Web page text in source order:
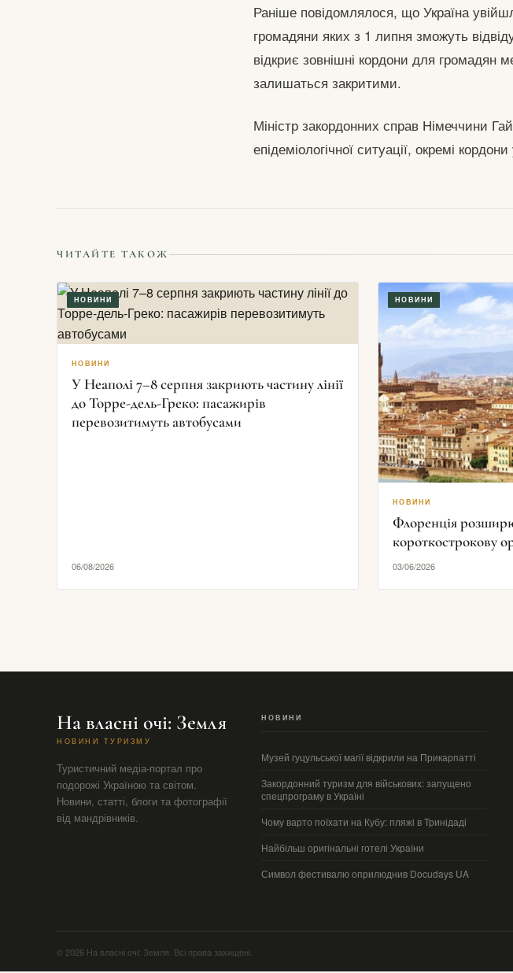
Раніше повідомлялося, що Україна
громадяни яких з 1 липня зможуть
відкриє зовнішні кордони для громадян
залишаться закритими.
Міністр закордонних справ Німеччини
епідеміологічної ситуації, окремі
ЧИТАЙТЕ ТАКОЖ
НОВИНИ
НОВИНИ
У Неаполі 7–8 серпня закриють частину лінії
до Торре-дель-Греко: пасажирів
перевозитимуть автобусами
06/08/2026
НОВИНИ
НОВИНИ
Флоренція
короткострокову
03/06/2026
На власні очі: Земля
НОВИНИ ТУРИЗМУ
Туристичний медіа-портал про
подорожі Україною та світом.
Новини, статті, блоги та фотографії
від мандрівників.
НОВИНИ
Музей гуцульської магії відкрили на Прикарпатті
Закордонний туризм для військових: запущено
спецпрограму в Україні
Чому варто поїхати на Кубу: пляжі в Тринідаді
Найбільш оригінальні готелі України
Символ фестивалю оприлюднив Docudays UA
© 2026 На власні очі: Земля. Всі права захищені.